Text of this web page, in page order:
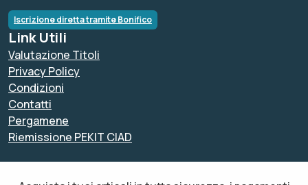
Iscrizione diretta tramite Bonifico
Link Utili
Valutazione Titoli
Privacy Policy
Condizioni
Contatti
Pergamene
Riemissione PEKIT CIAD